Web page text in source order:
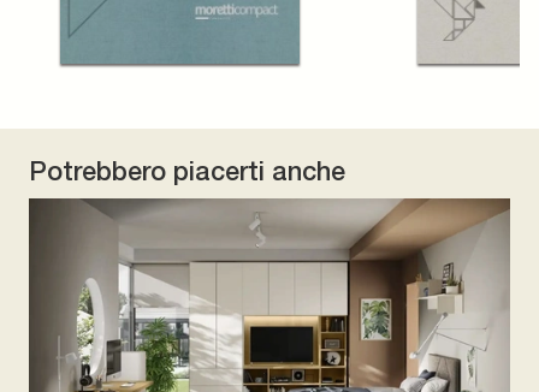
Potrebbero piacerti anche